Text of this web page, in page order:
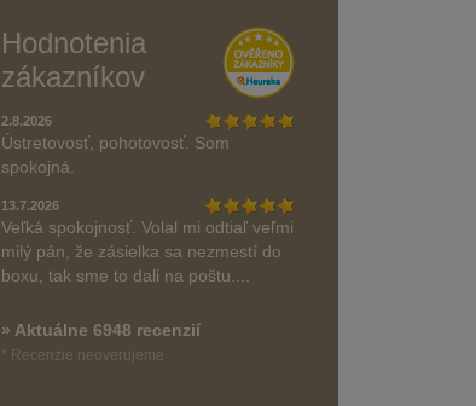
Hodnotenia
zákazníkov
2.8.2026
Ústretovosť, pohotovosť. Som
spokojná.
13.7.2026
Veľká spokojnosť. Volal mi odtiaľ veľmi
milý pán, že zásielka sa nezmestí do
boxu, tak sme to dali na poštu....
» Aktuálne 6948 recenzií
* Recenzie neoverujeme